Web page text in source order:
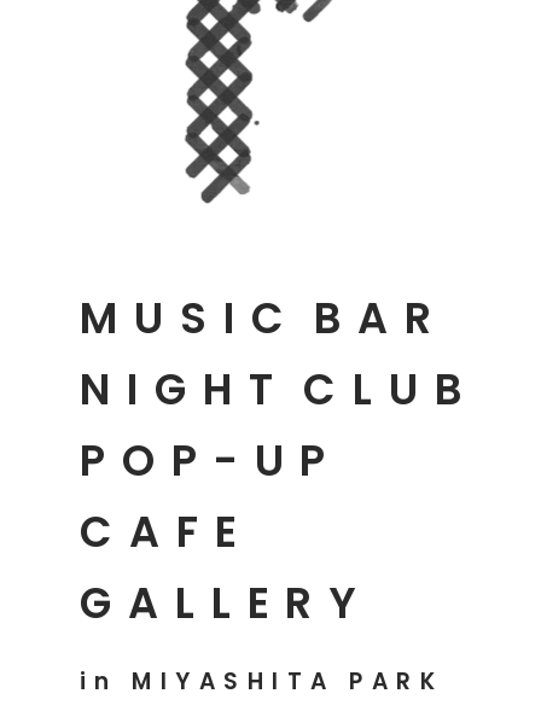
NIGHT CLUB
MUSIC BAR
POP-UP
CAFE
GALLERY
in MIYASHITA PARK